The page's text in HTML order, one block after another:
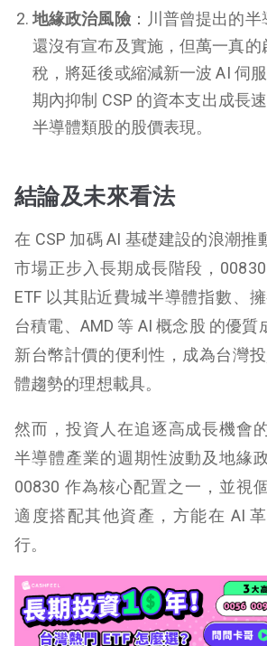
地緣政治風險：川普曾提出的半
還沒有宣布及實施，但萬一真的
稅，將延後或縮減新一波 AI 伺
期內抑制 CSP 的資本支出成長
半導體類股的股價表現。
結論及未來看法
在 CSP 加碼 AI 基礎建設的浪潮推
市場正步入長期成長階段，
ETF 以其貼近費城半導體指數、擁
台積電、AMD 等 AI 概念股 的優質
新台幣計價的便利性，成為台灣
體趨勢的理想載具。
然而，投資人在追逐高成長機會
半導體產業的週期性波動及地緣
00830 作為核心配置之一，並視
適度搭配其他資產，方能在 AI
行。